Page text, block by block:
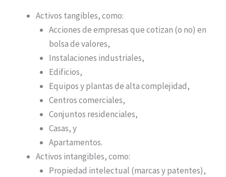
Activos tangibles, como:
Acciones de empresas que cotizan (o no) en
bolsa de valores,
Instalaciones industriales,
Edificios,
Equipos y plantas de alta complejidad,
Centros comerciales,
Conjuntos residenciales,
Casas, y
Apartamentos.
Activos intangibles, como:
Propiedad intelectual (marcas y patentes),